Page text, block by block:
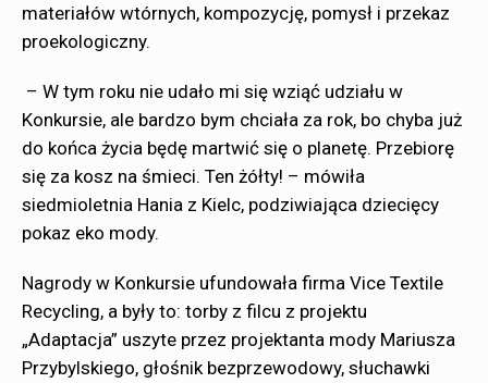
materiałów wtórnych, kompozycję, pomysł i przekaz
proekologiczny.
– W tym roku nie udało mi się wziąć udziału w
Konkursie, ale bardzo bym chciała za rok, bo chyba już
do końca życia będę martwić się o planetę. Przebiorę
się za kosz na śmieci. Ten żółty! – mówiła
siedmioletnia Hania z Kielc, podziwiająca dziecięcy
pokaz eko mody.
Nagrody w Konkursie ufundowała firma Vice Textile
Recycling, a były to: torby z filcu z projektu
„Adaptacja” uszyte przez projektanta mody Mariusza
Przybylskiego, głośnik bezprzewodowy, słuchawki